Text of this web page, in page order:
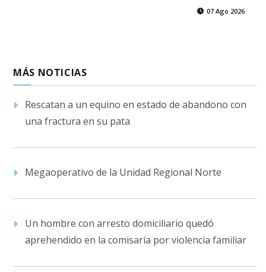
07 Ago 2026
MÁS NOTICIAS
Rescatan a un equino en estado de abandono con
una fractura en su pata
Megaoperativo de la Unidad Regional Norte
Un hombre con arresto domiciliario quedó
aprehendido en la comisaría por violencia familiar